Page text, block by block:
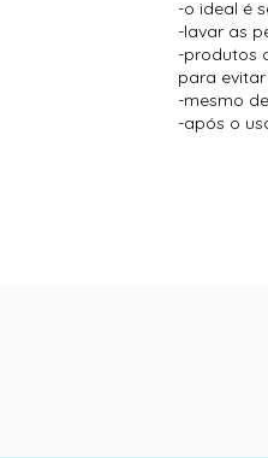
-o ideal é
-lavar as
-produtos
para
-mesmo
-após o